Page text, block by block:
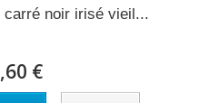
carré noir irisé vieil...
€